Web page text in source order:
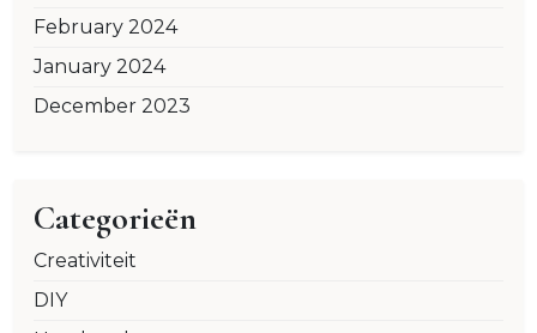
February 2024
January 2024
December 2023
Categorieën
Creativiteit
DIY